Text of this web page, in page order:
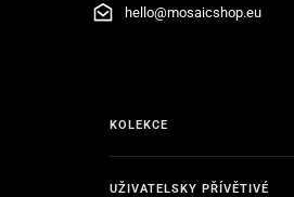
hello@mosaicshop.eu
KOLEKCE
UŽIVATELSKY PŘÍVĚTIVÉ